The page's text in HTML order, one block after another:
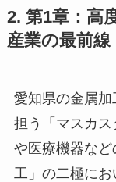
2. 第1章：高
産業の最前線
愛知県の金属
担う「マスカ
や医療機器な
工」の二極に